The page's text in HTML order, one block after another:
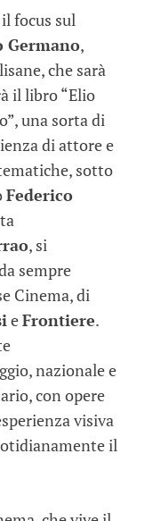
focus sul
Germano,
che sarà
il libro “Elio
una sorta di
di attore e
sotto
Federico
, si
sempre
Cinema, di
eFrontiere.
nazionale e
con opere
visiva
il